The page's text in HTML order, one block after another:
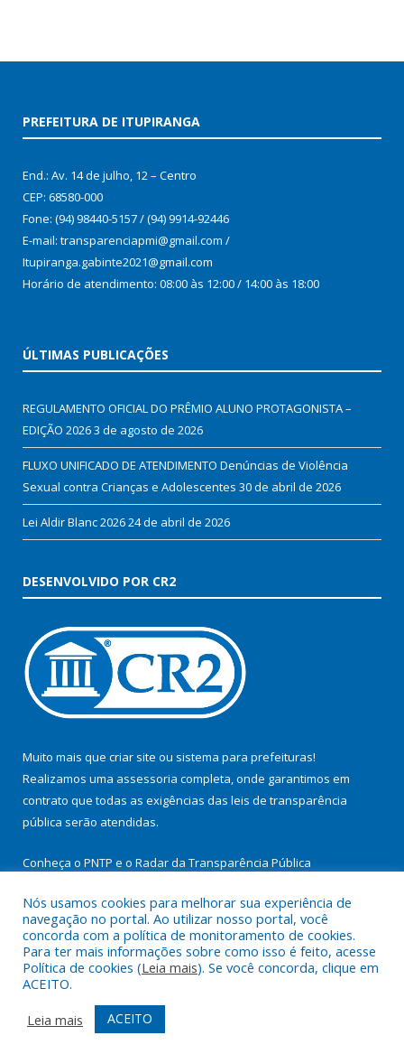
PREFEITURA DE ITUPIRANGA
End.: Av. 14 de julho, 12 – Centro
CEP: 68580-000
Fone: (94) 98440-5157 / (94) 9914-92446
E-mail: transparenciapmi@gmail.com /
Itupiranga.gabinte2021@gmail.com
Horário de atendimento: 08:00 às 12:00 / 14:00 às 18:00
ÚLTIMAS PUBLICAÇÕES
REGULAMENTO OFICIAL DO PRÊMIO ALUNO PROTAGONISTA –
EDIÇÃO 20263 de agosto de 2026
FLUXO UNIFICADO DE ATENDIMENTO Denúncias de Violência
Sexual contra Crianças e Adolescentes 30 de abril de 2026
Lei Aldir Blanc 202624 de abril de 2026
DESENVOLVIDO POR CR2
Muito mais que criar site ou sistema para prefeituras!
Realizamos uma assessoria completa, onde garantimos em
contrato que todas as exigências das leis de transparência
pública serão atendidas.
Conheça o PNTP e o Radar da Transparência Pública
Todos os direitos reservados a Prefeitura Municipal de
Itupiranga.
Mapa do Site
Acessar Área Administrativa
Acessar Webmail
Nós usamos cookies para melhorar sua experiência de
navegação no portal. Ao utilizar nosso portal, você
concorda com a política de monitoramento de cookies.
Para ter mais informações sobre como isso é feito, acesse
Política de cookies (Leia mais). Se você concorda, clique em
ACEITO.
Leia mais
ACEITO